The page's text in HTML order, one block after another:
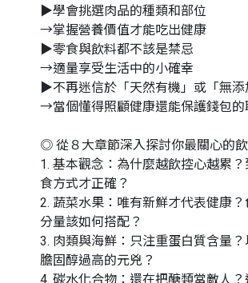
▶學會挑選肉品的種類和部位
→掌握營養價值才能吃出健康
▶零食與飲料都不該是禁忌
→適量享受生活中的小確幸
▶不再迷信於「天然有機」或「無添
→當個懂得照顧健康還能保護錢包的
◎ 從８大章節深入探討你最關心的飲
1. 基本觀念：為什麼越飲控心越累
食方式才正確？
2. 蔬菜水果：唯有新鮮才代表健康
分量該如何搭配？
3. 肉類與海鮮：只注重蛋白質含量
膽固醇過高的元兇？
4. 碳水化合物：還在把醣類當敵人